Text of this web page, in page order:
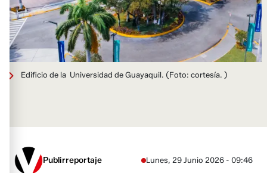
Edificio de la ​​​​​ Universidad de Guayaquil. (Foto: cortesía. )
Publirreportaje Lunes, 29 Junio 2026 - 09:46